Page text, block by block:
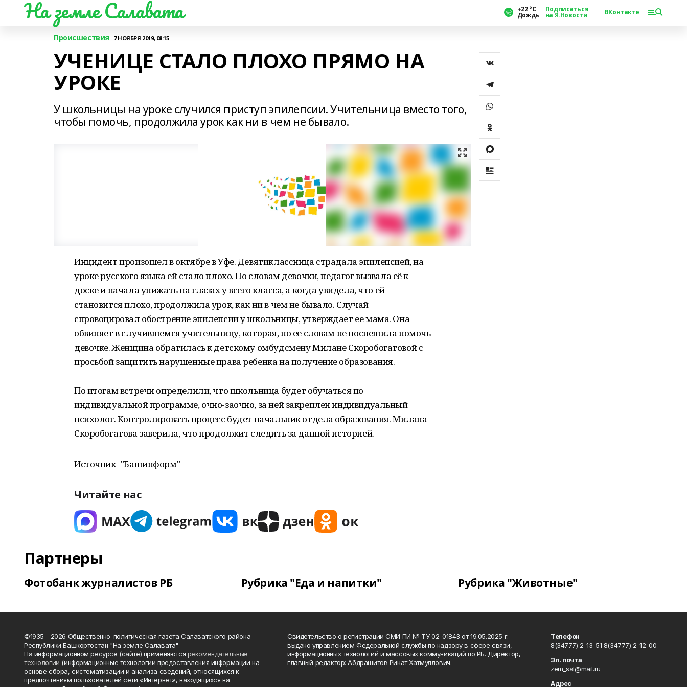
На земле Салавата +22 °С
Дождь
Подписаться
на Я.Новости ВКонтакте
Происшествия 7 НОЯБРЯ 2019, 08:15
УЧЕНИЦЕ СТАЛО ПЛОХО ПРЯМО НА
УРОКЕ
У школьницы на уроке случился приступ эпилепсии. Учительница вместо того,
чтобы помочь, продолжила урок как ни в чем не бывало.
Инцидент произошел в октябре в Уфе. Девятиклассница страдала эпилепсией, на
уроке русского языка ей стало плохо. По словам девочки, педагог вызвала её к
доске и начала унижать на глазах у всего класса, а когда увидела, что ей
становится плохо, продолжила урок, как ни в чем не бывало. Случай
спровоцировал обострение эпилепсии у школьницы, утверждает ее мама. Она
обвиняет в случившемся учительницу, которая, по ее словам не поспешила помочь
девочке. Женщина обратилась к детскому омбудсмену Милане Скоробогатовой с
просьбой защитить нарушенные права ребенка на получение образования.
По итогам встречи определили, что школьница будет обучаться по
индивидуальной программе, очно-заочно, за ней закреплен индивидуальный
психолог. Контролировать процесс будет начальник отдела образования. Милана
Скоробогатова заверила, что продолжит следить за данной историей.
Источник -"Башинформ"
Читайте нас
Партнеры
Фотобанк журналистов РБ Рубрика "Еда и напитки" Рубрика "Животные"
©1935 - 2026 Общественно-политическая газета Салаватского района
Республики Башкортостан "На земле Салавата"
На информационном ресурсе (сайте) применяются рекомендательные
технологии (информационные технологии предоставления информации на
основе сбора, систематизации и анализа сведений, относящихся к
предпочтениям пользователей сети «Интернет», находящихся на
Свидетельство о регистрации СМИ ПИ № ТУ 02-01843 от 19.05.2025 г.
выдано управлением Федеральной службы по надзору в сфере связи,
информационных технологий и массовых коммуникаций по РБ. Директор,
главный редактор: Абдрашитов Ринат Хатмуллович.
Телефон
8(34777) 2-13-51 8(34777) 2-12-00
Эл. почта
zem_sal@mail.ru
Адрес